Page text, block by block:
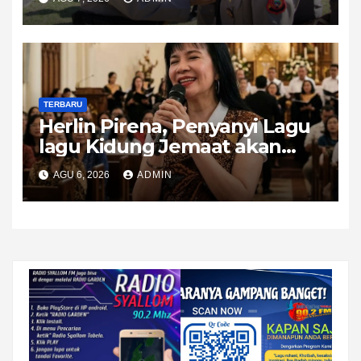
Ingatkan Pentingnya Sinergi
TERBARU
Herlin Pirena, Penyanyi Lagu
lagu Kidung Jemaat akan
KKR 2 malam di Tobelo
AGU 6, 2026 ADMIN